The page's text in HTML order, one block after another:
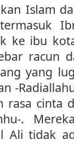
Islam
ke ibu
racun
yang
-
cinta
.
Ali tidak